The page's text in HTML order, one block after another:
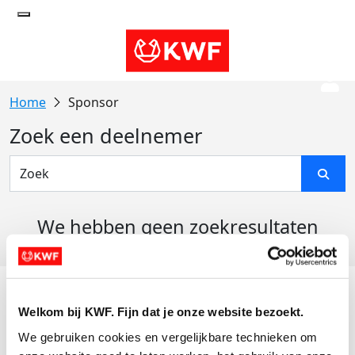
Welkom bij KWF. Fijn dat je onze website bezoekt.
We gebruiken cookies en vergelijkbare technieken om
Sponsor
Zoek een deelnemer
We hebben geen zoekresultaten
Actiematerialen
Evenementen